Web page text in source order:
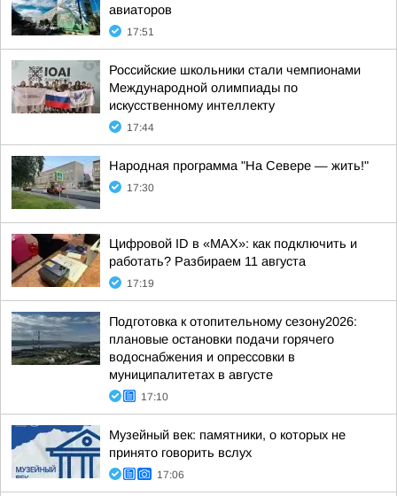
авиаторов
17:51
Российские школьники стали чемпионами
Международной олимпиады по
искусственному интеллекту
17:44
Народная программа "На Севере — жить!"
17:30
Цифровой ID в «MAX»: как подключить и
работать? Разбираем 11 августа
17:19
Подготовка к отопительному сезону2026:
плановые остановки подачи горячего
водоснабжения и опрессовки в
муниципалитетах в августе
17:10
Музейный век: памятники, о которых не
принято говорить вслух
17:06